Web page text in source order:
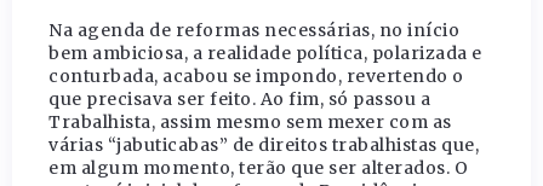
Na agenda de reformas necessárias, no início
bem ambiciosa, a realidade política, polarizada e
conturbada, acabou se impondo, revertendo o
que precisava ser feito. Ao fim, só passou a
Trabalhista, assim mesmo sem mexer com as
várias “jabuticabas” de direitos trabalhistas que,
em algum momento, terão que ser alterados. O